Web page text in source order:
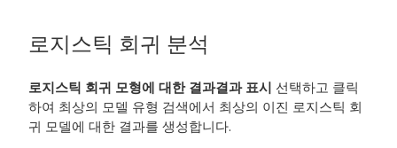
로지스틱 회귀 분석
로지스틱 회귀 모형에 대한 결과결과 표시 선택하고 클릭
하여 최상의 모델 유형 검색에서 최상의 이진 로지스틱 회
귀 모델에 대한 결과를 생성합니다.